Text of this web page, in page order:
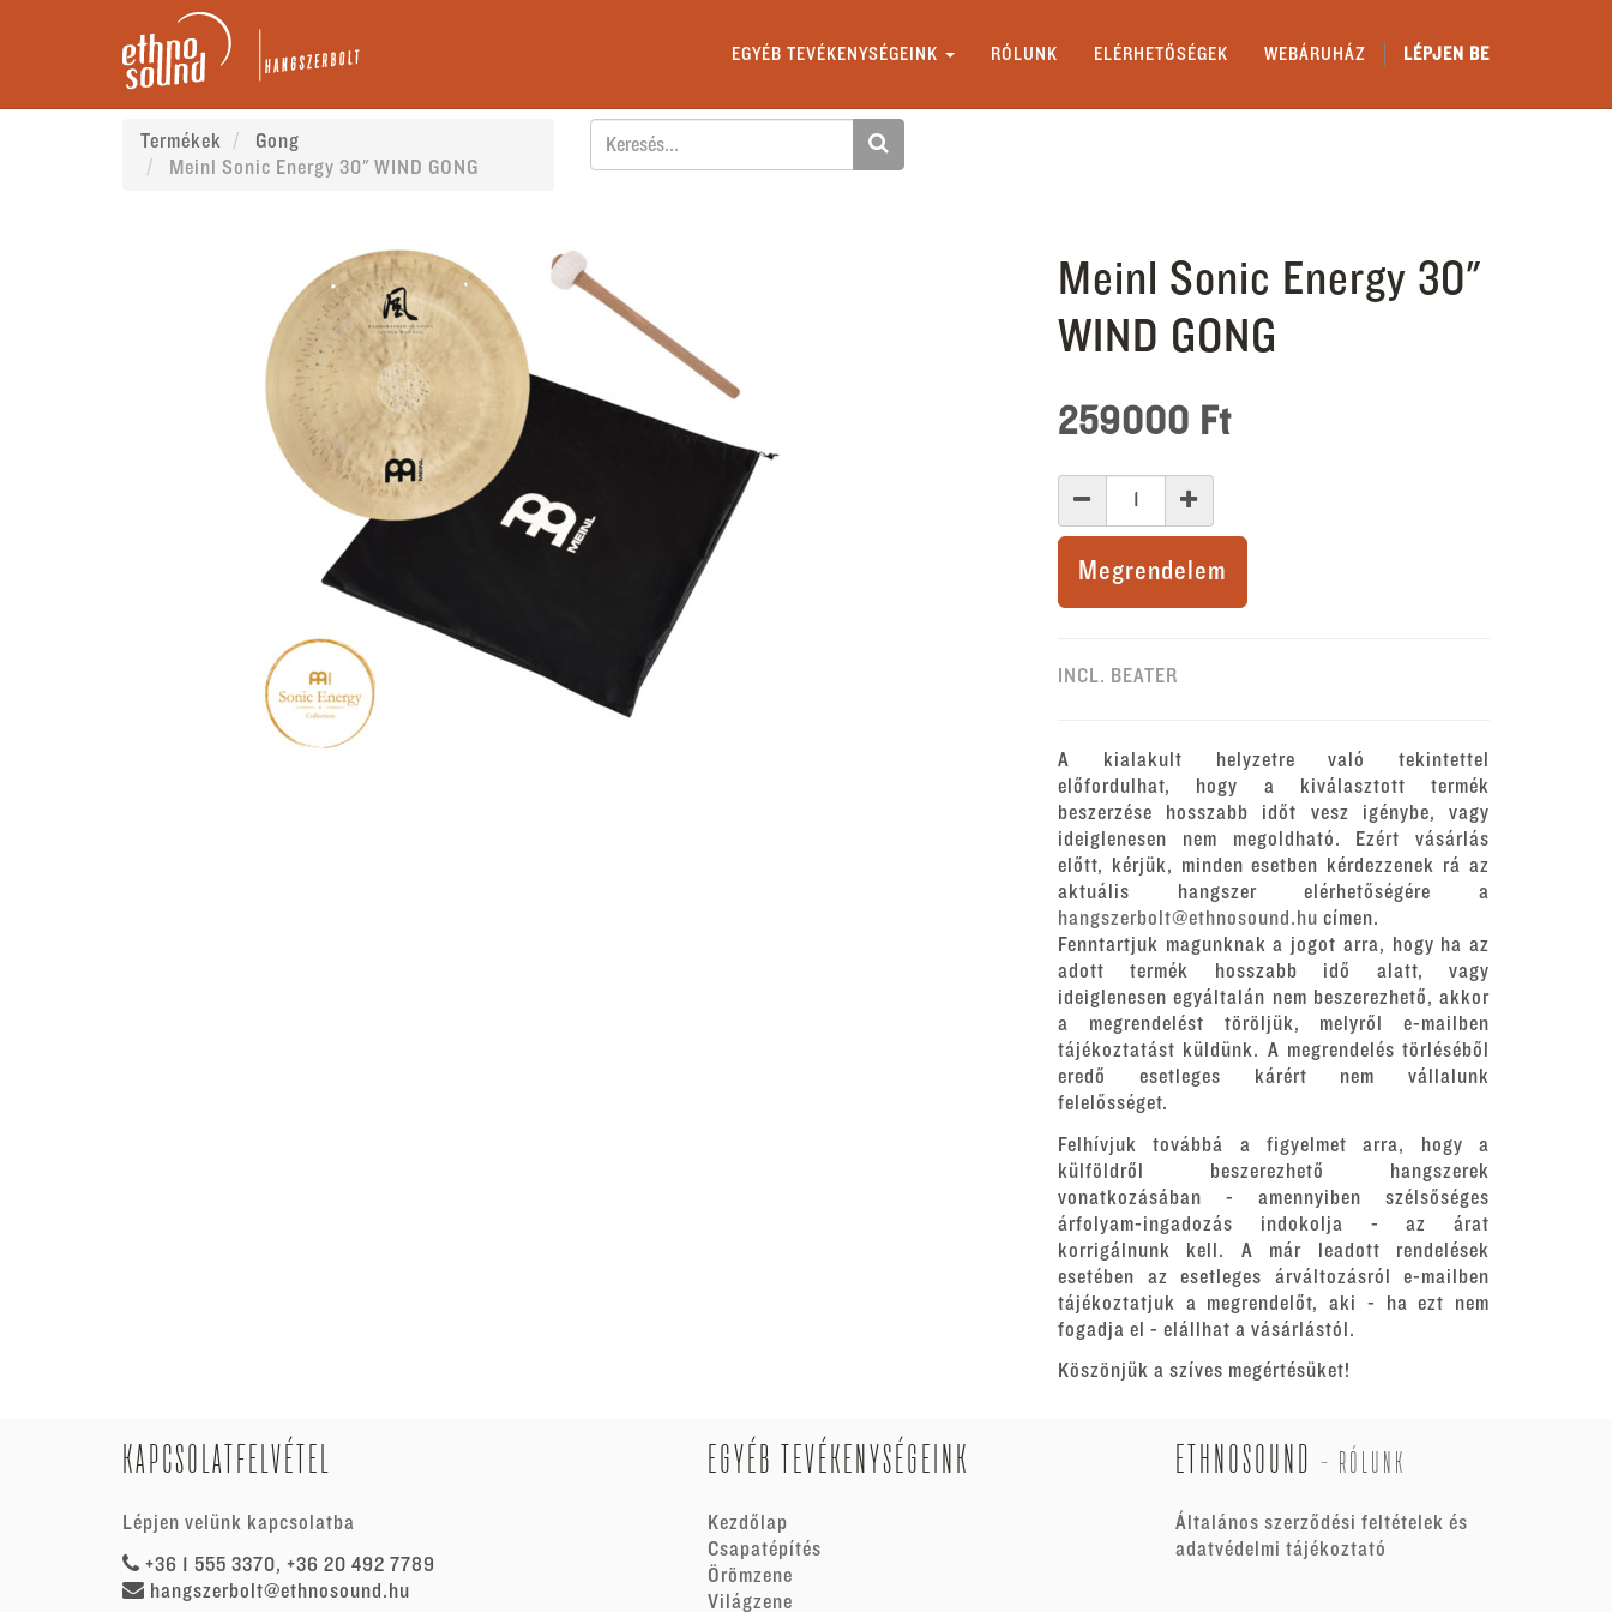
EGYÉB TEVÉKENYSÉGEINK RÓLUNK ELÉRHETŐSÉGEK WEBÁRUHÁZ LÉPJEN BE
Termékek
Gong
Meinl Sonic Energy 30" WIND GONG
Meinl Sonic Energy 30"
WIND GONG
259000 Ft
Megrendelem
INCL. BEATER
A kialakult helyzetre való tekintettel
előfordulhat, hogy a kiválasztott termék
beszerzése hosszabb időt vesz igénybe, vagy
ideiglenesen nem megoldható. Ezért vásárlás
előtt, kérjük, minden esetben kérdezzenek rá az
aktuális hangszer elérhetőségére a
hangszerbolt@ethnosound.hu címen.
Fenntartjuk magunknak a jogot arra, hogy ha az
adott termék hosszabb idő alatt, vagy
ideiglenesen egyáltalán nem beszerezhető, akkor
a megrendelést töröljük, melyről e-mailben
tájékoztatást küldünk. A megrendelés törléséből
eredő esetleges kárért nem vállalunk
felelősséget.
Felhívjuk továbbá a figyelmet arra, hogy a
külföldről beszerezhető hangszerek
vonatkozásában - amennyiben szélsőséges
árfolyam-ingadozás indokolja - az árat
korrigálnunk kell. A már leadott rendelések
esetében az esetleges árváltozásról e-mailben
tájékoztatjuk a megrendelőt, aki - ha ezt nem
fogadja el - elállhat a vásárlástól.
Köszönjük a szíves megértésüket!
KAPCSOLATFELVÉTEL
Lépjen velünk kapcsolatba
+36 1 555 3370, +36 20 492 7789
hangszerbolt@ethnosound.hu
EGYÉB TEVÉKENYSÉGEINK
Kezdőlap
Csapatépítés
Örömzene
Világzene
ETHNOSOUND - RÓLUNK
Általános szerződési feltételek és
adatvédelmi tájékoztató